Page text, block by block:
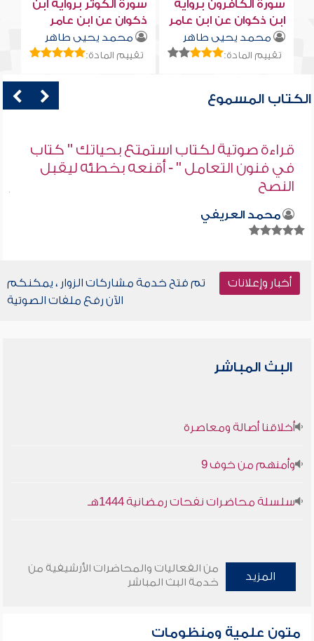
سورة الكافرون برواية
ابن ذكوان عن ابن عامر
محمد يحيى طاهر
تقييم المادة:
سورة الكوثر برواية ابن
ذكوان عن ابن عامر
محمد يحيى طاهر
تقييم المادة:
الكتاب المسموع
قراءة صوتية لكتاب استمتع بحياتك " كتاب
في فنون التعامل " - أقنعه بخطئه ليقبل
النصح
محمد العريفي
أخبار وإعلانات
تم فتح خدمة مشاركات الزوار ، يمكنكم
الآن رفع ملفات الصوتية
البث المباشر
أخلاقنا أصالة ومعاصرة
وأمنهم من خوف 9
سلسلة محاضرات نفحات رمضانية 1444هـ
المزيد
من الفعاليات والمحاضرات الأرشيفية من
خدمة البث المباشر
متون علمية ومنظومات